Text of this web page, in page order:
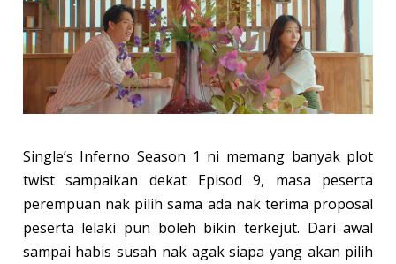
Single’s Inferno Season 1 ni memang banyak plot
twist sampaikan dekat Episod 9, masa peserta
perempuan nak pilih sama ada nak terima proposal
peserta lelaki pun boleh bikin terkejut. Dari awal
sampai habis susah nak agak siapa yang akan pilih